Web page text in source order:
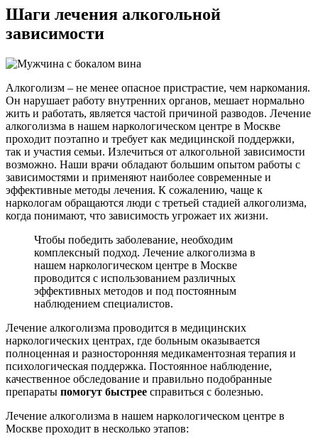
Шаги лечения алкогольной
зависимости
Алкоголизм – не менее опасное пристрастие, чем наркомания.
Он нарушает работу внутренних органов, мешает нормально
жить и работать, является частой причиной разводов. Лечение
алкоголизма в нашем наркологическом центре в Москве
проходит поэтапно и требует как медицинской поддержки,
так и участия семьи. Излечиться от алкогольной зависимости
возможно. Наши врачи обладают большим опытом работы с
зависимостями и применяют наиболее современные и
эффективные методы лечения. К сожалению, чаще к
наркологам обращаются люди с третьей стадией алкоголизма,
когда понимают, что зависимость угрожает их жизни.
Чтобы победить заболевание, необходим
комплексный подход. Лечение алкоголизма в
нашем наркологическом центре в Москве
проводится с использованием различных
эффективных методов и под постоянным
наблюдением специалистов.
Лечение алкоголизма проводится в медицинских
наркологических центрах, где больным оказывается
полноценная и разносторонняя медикаментозная терапия и
психологическая поддержка. Постоянное наблюдение,
качественное обследование и правильно подобранные
препараты помогут быстрее справиться с болезнью.
Лечение алкоголизма в нашем наркологическом центре в
Москве проходит в несколько этапов: